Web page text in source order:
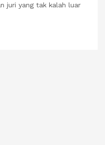
juri yang tak kalah luar